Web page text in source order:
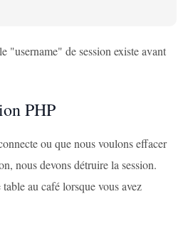
"username" de session existe avant
PHP
ou que nous voulons effacer
nous devons détruire la session.
au café lorsque vous avez